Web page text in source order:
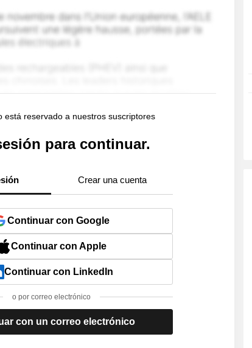
está reservado a nuestros suscriptores
para continuar.
Crear una cuenta
Continuar con Google
Continuar con Apple
Continuar con LinkedIn
o por correo electrónico
con un correo electrónico